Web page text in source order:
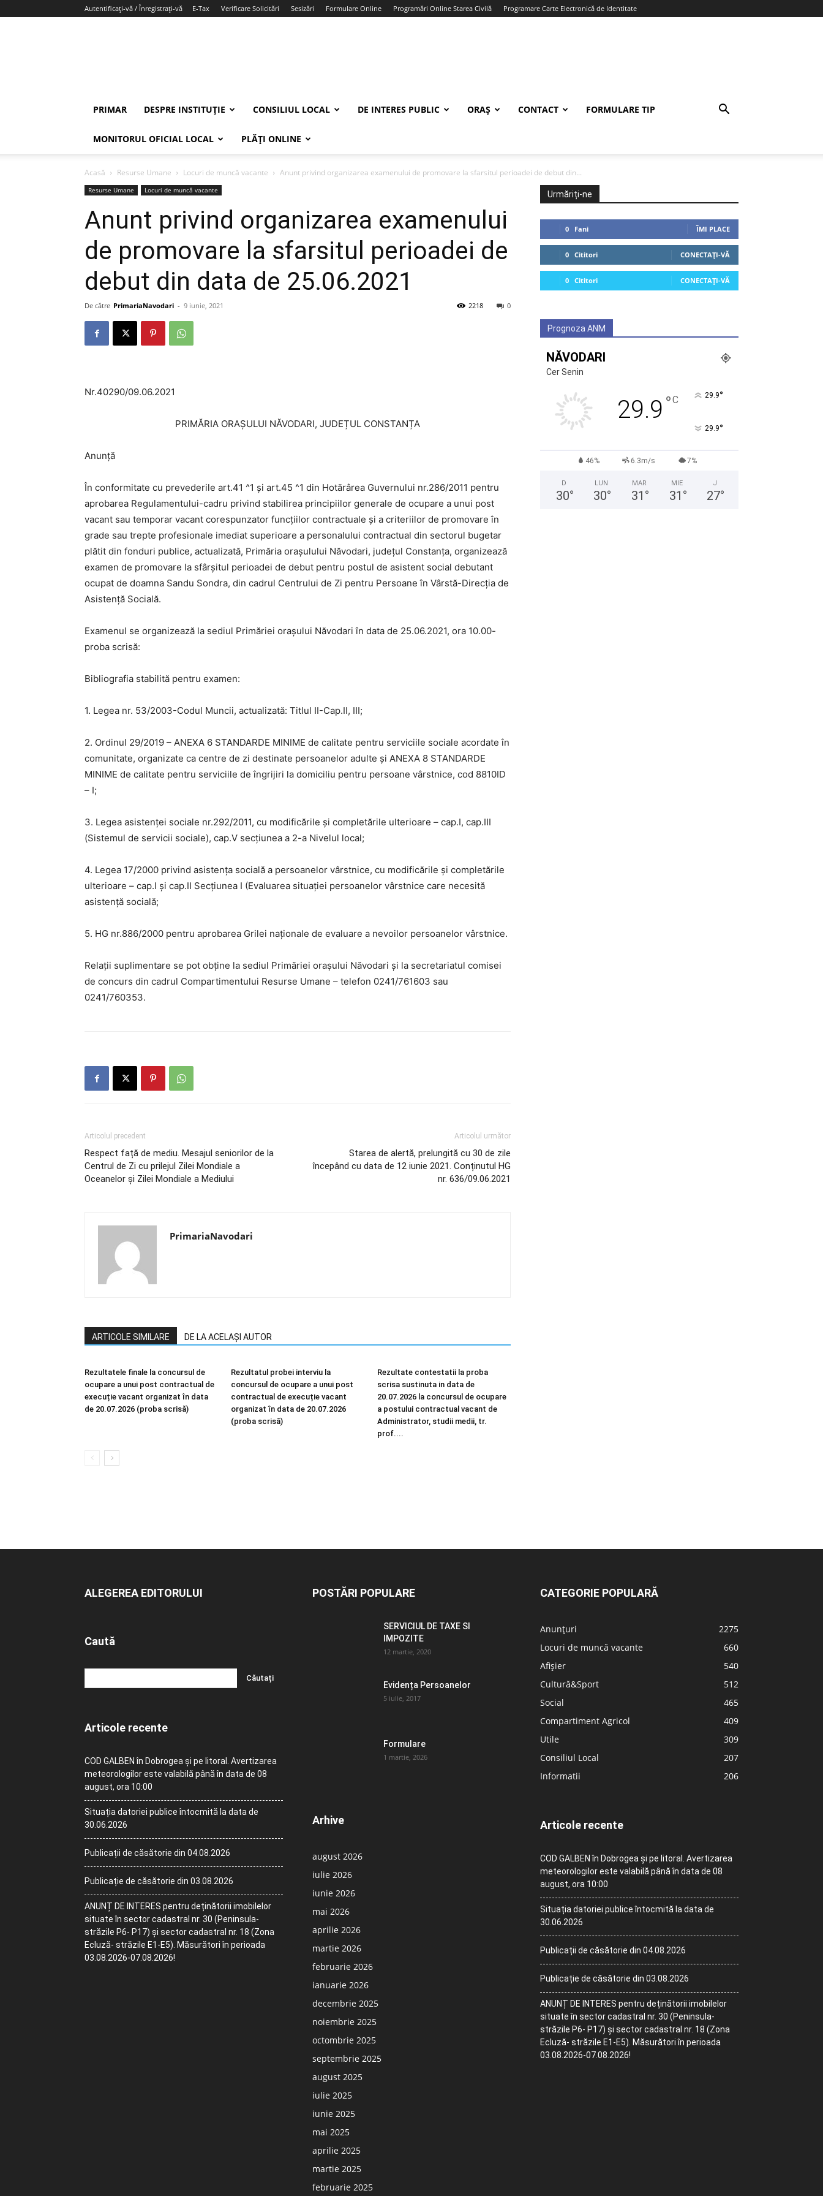
Autentificați-vă / Înregistrați-vă E-Tax Verificare Solicitări Sesizări Formulare Online Programări Online Starea Civilă Programare Carte Electronică de Identitate
PRIMAR DESPRE INSTITUȚIE CONSILIUL LOCAL DE INTERES PUBLIC ORAȘ CONTACT FORMULARE TIP
MONITORUL OFICIAL LOCAL PLĂȚI ONLINE
Acasă Resurse Umane Locuri de muncă vacante Anunt privind organizarea examenului de promovare la sfarsitul perioadei de debut din...
Resurse Umane Locuri de muncă vacante
Anunt privind organizarea examenului
de promovare la sfarsitul perioadei de
debut din data de 25.06.2021
De către PrimariaNavodari - 9 iunie, 2021 0
2218
Nr.40290/09.06.2021
PRIMĂRIA ORAȘULUI NĂVODARI, JUDEȚUL CONSTANȚA
Anunță
În conformitate cu prevederile art.41 ^1 și art.45 ^1 din Hotărârea Guvernului nr.286/2011 pentru
aprobarea Regulamentului-cadru privind stabilirea principiilor generale de ocupare a unui post
vacant sau temporar vacant corespunzator funcțiilor contractuale și a criteriilor de promovare în
grade sau trepte profesionale imediat superioare a personalului contractual din sectorul bugetar
plătit din fonduri publice, actualizată, Primăria orașulului Năvodari, județul Constanța, organizează
examen de promovare la sfârșitul perioadei de debut pentru postul de asistent social debutant
ocupat de doamna Sandu Sondra, din cadrul Centrului de Zi pentru Persoane în Vârstă-Direcția de
Asistență Socială.
Examenul se organizează la sediul Primăriei orașului Năvodari în data de 25.06.2021, ora 10.00-
proba scrisă:
Bibliografia stabilită pentru examen:
1. Legea nr. 53/2003-Codul Muncii, actualizată: Titlul II-Cap.II, III;
2. Ordinul 29/2019 – ANEXA 6 STANDARDE MINIME de calitate pentru serviciile sociale acordate în
comunitate, organizate ca centre de zi destinate persoanelor adulte și ANEXA 8 STANDARDE
MINIME de calitate pentru serviciile de îngrijiri la domiciliu pentru persoane vârstnice, cod 8810ID
– I;
3. Legea asistenței sociale nr.292/2011, cu modificările și completările ulterioare – cap.I, cap.III
(Sistemul de servicii sociale), cap.V secțiunea a 2-a Nivelul local;
4. Legea 17/2000 privind asistenţa socială a persoanelor vârstnice, cu modificările și completările
ulterioare – cap.I și cap.II Secțiunea I (Evaluarea situaţiei persoanelor vârstnice care necesită
asistenţă socială;
5. HG nr.886/2000 pentru aprobarea Grilei naţionale de evaluare a nevoilor persoanelor vârstnice.
Relații suplimentare se pot obține la sediul Primăriei orașului Năvodari și la secretariatul comisei
de concurs din cadrul Compartimentului Resurse Umane – telefon 0241/761603 sau
0241/760353.
Articolul precedent
Respect față de mediu. Mesajul seniorilor de la
Centrul de Zi cu prilejul Zilei Mondiale a
Oceanelor și Zilei Mondiale a Mediului
Articolul următor
Starea de alertă, prelungită cu 30 de zile
începând cu data de 12 iunie 2021. Conținutul HG
nr. 636/09.06.2021
PrimariaNavodari
ARTICOLE SIMILARE DE LA ACELAȘI AUTOR
Rezultatele finale la concursul de
ocupare a unui post contractual de
execuție vacant organizat în data
de 20.07.2026 (proba scrisă)
Rezultatul probei interviu la
concursul de ocupare a unui post
contractual de execuție vacant
organizat în data de 20.07.2026
(proba scrisă)
Rezultate contestatii la proba
scrisa sustinuta in data de
20.07.2026 la concursul de ocupare
a postului contractual vacant de
Administrator, studii medii, tr.
prof....
Urmăriți-ne
0 Fani ÎMI PLACE
0 Cititori CONECTAȚI-VĂ
0 Cititori CONECTAȚI-VĂ
Prognoza ANM
NĂVODARI
Cer Senin
29.9 °C 29.9°
29.9°
46% 6.3m/s 7%
D
30°
LUN
30°
MAR
31 °
MIE
31 °
J
27°
ALEGEREA EDITORULUI
Caută
Articole recente
COD GALBEN în Dobrogea și pe litoral. Avertizarea
meteorologilor este valabilă până în data de 08
august, ora 10:00
Situația datoriei publice întocmită la data de
30.06.2026
Publicații de căsătorie din 04.08.2026
Publicație de căsătorie din 03.08.2026
ANUNȚ DE INTERES pentru deținătorii imobilelor
situate în sector cadastral nr. 30 (Peninsula-
străzile P6- P17) și sector cadastral nr. 18 (Zona
Ecluză- străzile E1-E5). Măsurători în perioada
03.08.2026-07.08.2026!
POSTĂRI POPULARE
SERVICIUL DE TAXE SI
IMPOZITE
12 martie, 2020
Evidența Persoanelor
5 iulie, 2017
Formulare
1 martie, 2026
Arhive
august 2026
iulie 2026
iunie 2026
mai 2026
aprilie 2026
martie 2026
februarie 2026
ianuarie 2026
decembrie 2025
noiembrie 2025
octombrie 2025
septembrie 2025
august 2025
iulie 2025
iunie 2025
mai 2025
aprilie 2025
martie 2025
februarie 2025
CATEGORIE POPULARĂ
Anunțuri
2275
Locuri de muncă vacante
660
Afișier
540
Cultură&Sport
512
Social
465
Compartiment Agricol
409
Utile
309
Consiliul Local
207
Informatii
206
Articole recente
COD GALBEN în Dobrogea și pe litoral. Avertizarea
meteorologilor este valabilă până în data de 08
august, ora 10:00
Situația datoriei publice întocmită la data de
30.06.2026
Publicații de căsătorie din 04.08.2026
Publicație de căsătorie din 03.08.2026
ANUNȚ DE INTERES pentru deținătorii imobilelor
situate în sector cadastral nr. 30 (Peninsula-
străzile P6- P17) și sector cadastral nr. 18 (Zona
Ecluză- străzile E1-E5). Măsurători în perioada
03.08.2026-07.08.2026!